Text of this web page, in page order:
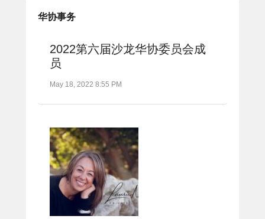
华协事务
2022第六届沙龙华协委员会成
员
May 18, 2022 8:55 PM